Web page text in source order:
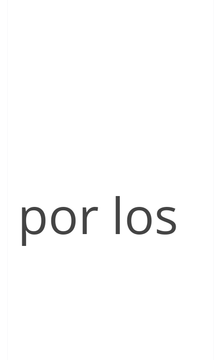
por los